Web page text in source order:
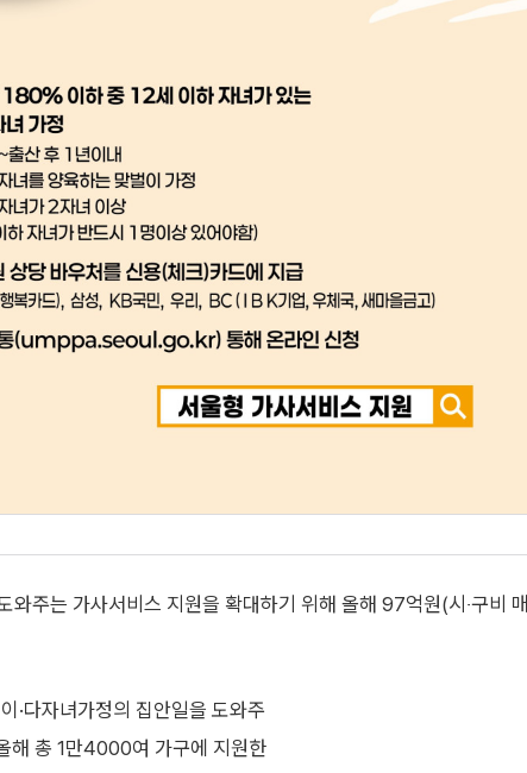
주는 가사서비스 지원을 확대하기 위해 올해 97억원(시‧구비 매
·다자녀가정의 집안일을 도와주
해 총 1만4000여 가구에 지원한